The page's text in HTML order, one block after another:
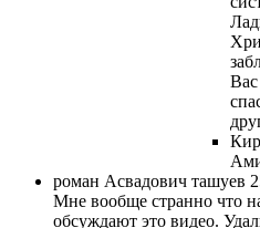
Вас
роман Асвадович ташуев
Мне вообще странно что
обсуждают это видео.